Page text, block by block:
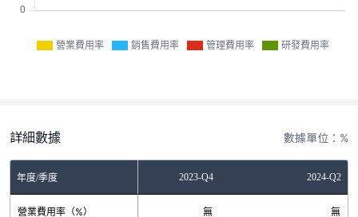
營業費用率 銷售費用率 管理費用率 研發費用率
詳細數據 數據單位：%
年度/季度2023-Q2 2023-Q4 2024-Q2
營業費用率（%）
無 無 無